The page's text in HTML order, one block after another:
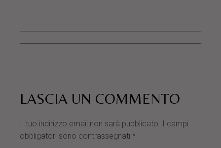
LASCIA UN COMMENTO
Il tuo indirizzo email non sarà pubblicato. I campi
obbligatori sono contrassegnati*